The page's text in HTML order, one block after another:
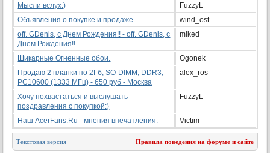
Мысли вслух:)
FuzzyL
Объявления о покупке и продаже
wind_ost
off. GDenis, с Днем Рождения!! - off. GDenis, с
Днем Рождения!!
miked_
Шикарные Огненные обои.
Ogonek
Продаю 2 планки по 2Гб, SO-DIMM, DDR3,
PC10600 (1333 МГц) - 650 руб - Москва
alex_ros
Хочу похвастаться и выслушать
поздравления с покупкой:)
FuzzyL
Наш AcerFans.Ru - мнения впечатления. Victim
Текстовая версия Правила поведения на форуме и сайте